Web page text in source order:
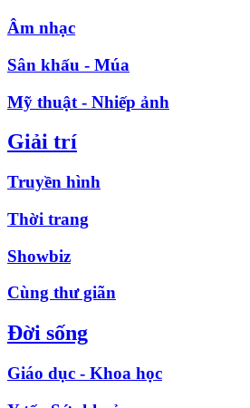
Âm nhạc
Sân khấu - Múa
Mỹ thuật - Nhiếp ảnh
Giải trí
Truyền hình
Thời trang
Showbiz
Cùng thư giãn
Đời sống
Giáo dục - Khoa học